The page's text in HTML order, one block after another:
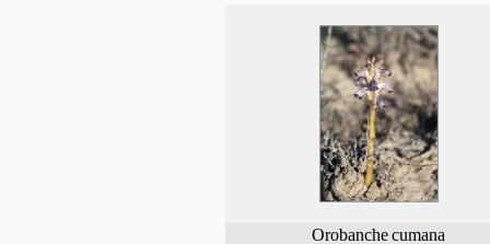
Orobanchecumana